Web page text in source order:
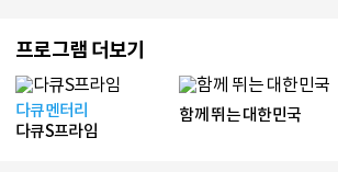
프로그램 더보기
다큐멘터리
다큐S프라임
함께 뛰는 대한민국